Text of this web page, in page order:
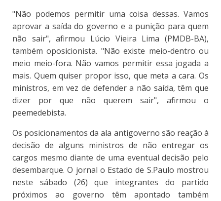
"Não podemos permitir uma coisa dessas. Vamos
aprovar a saída do governo e a punição para quem
não sair", afirmou Lúcio Vieira Lima (PMDB-BA),
também oposicionista. "Não existe meio-dentro ou
meio meio-fora. Não vamos permitir essa jogada a
mais. Quem quiser propor isso, que meta a cara. Os
ministros, em vez de defender a não saída, têm que
dizer por que não querem sair", afirmou o
peemedebista.
Os posicionamentos da ala antigoverno são reação à
decisão de alguns ministros de não entregar os
cargos mesmo diante de uma eventual decisão pelo
desembarque. O jornal o Estado de S.Paulo mostrou
neste sábado (26) que integrantes do partido
próximos ao governo têm apontado também